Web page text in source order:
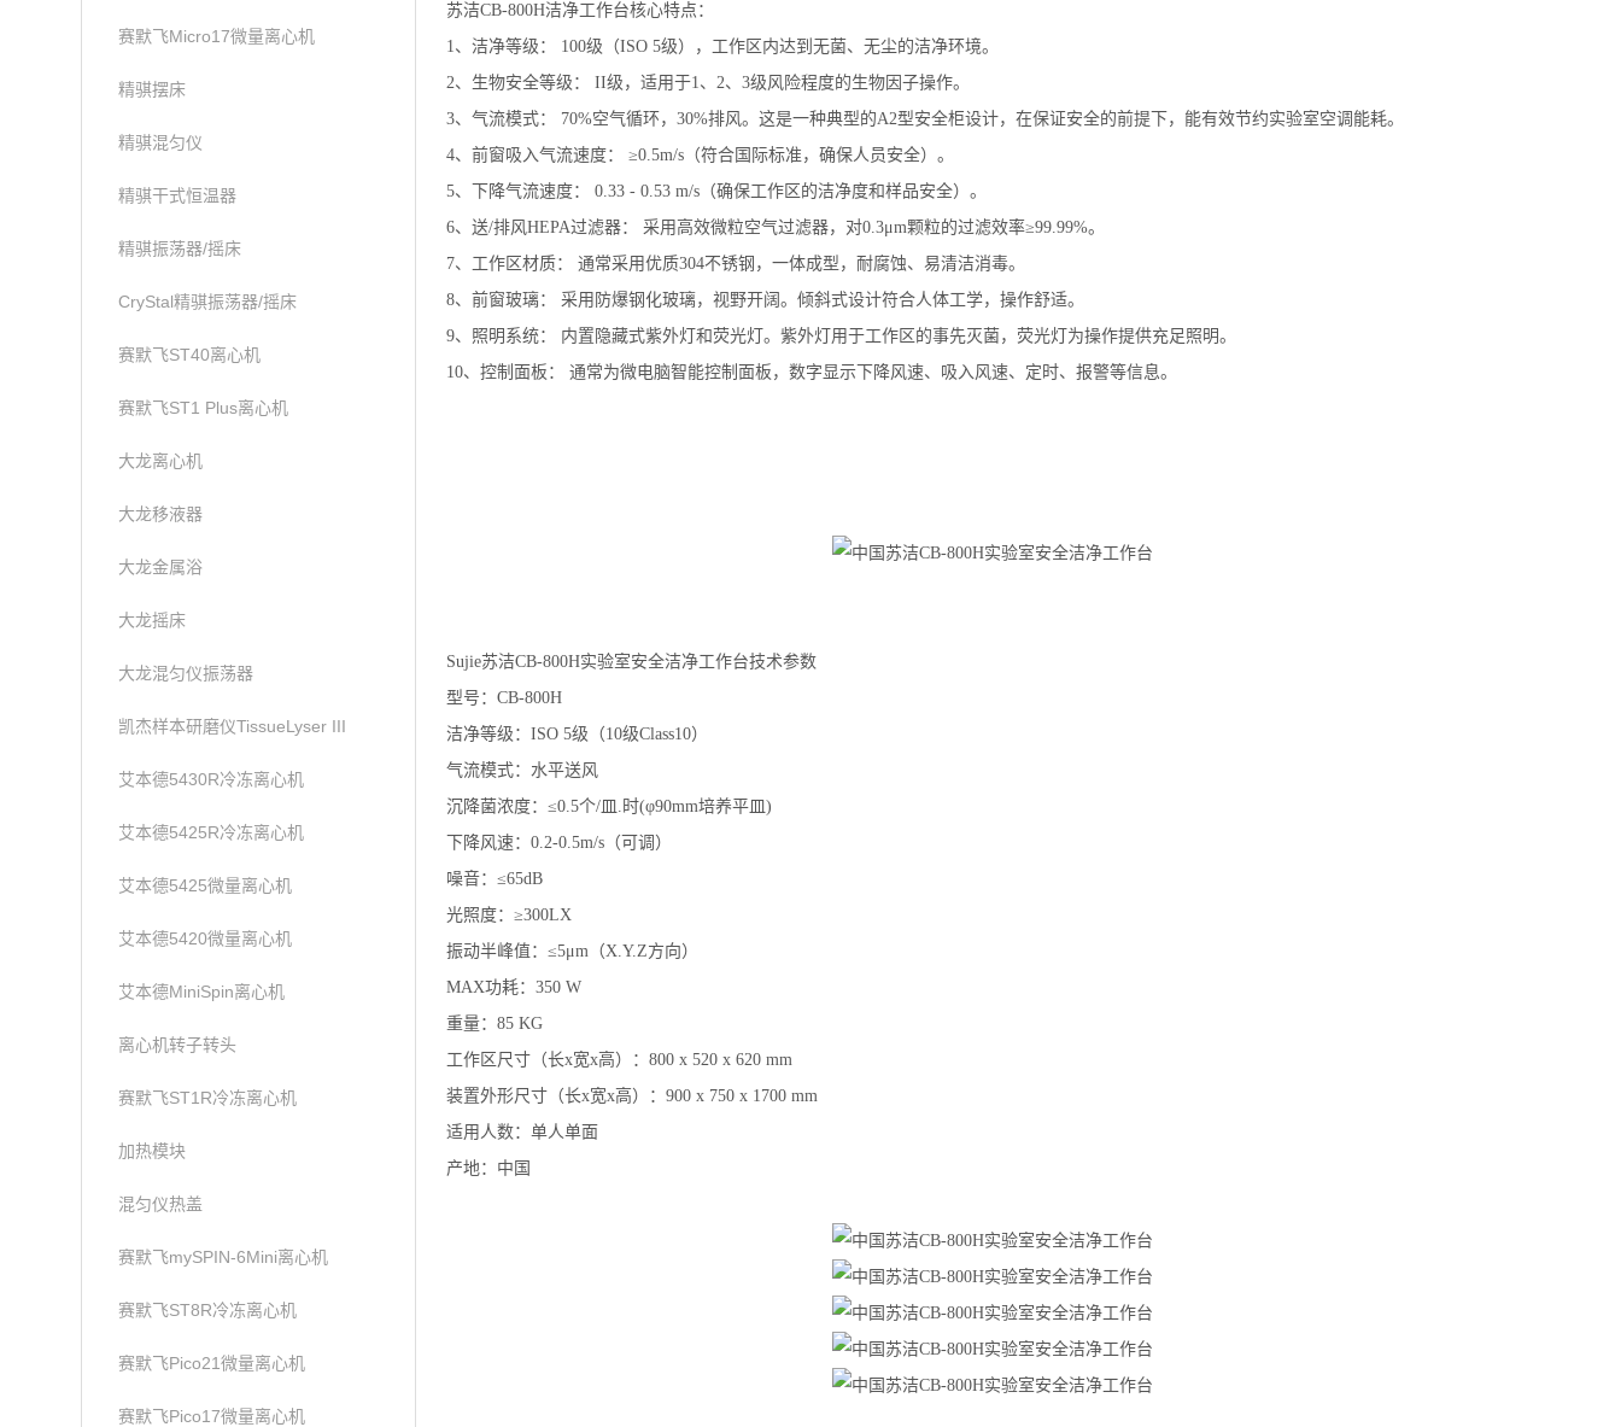
赛默飞Micro17微量离心机
精骐摆床
精骐混匀仪
精骐干式恒温器
精骐振荡器/摇床
CryStal精骐振荡器/摇床
赛默飞ST40离心机
赛默飞ST1 Plus离心机
大龙离心机
大龙移液器
大龙金属浴
大龙摇床
大龙混匀仪振荡器
凯杰样本研磨仪TissueLyser III
艾本德5430R冷冻离心机
艾本德5425R冷冻离心机
艾本德5425微量离心机
艾本德5420微量离心机
艾本德MiniSpin离心机
离心机转子转头
赛默飞ST1R冷冻离心机
加热模块
混匀仪热盖
赛默飞mySPIN-6Mini离心机
赛默飞ST8R冷冻离心机
赛默飞Pico21微量离心机
赛默飞Pico17微量离心机
苏洁CB-800H洁净工作台核心特点：
1、洁净等级： 100级（ISO 5级），工作区内达到无菌、无尘的洁净环境。
2、生物安全等级： II级，适用于1、2、3级风险程度的生物因子操作。
3、气流模式： 70%空气循环，30%排风。这是一种典型的A2型安全柜设计，在保证安全的前提下，能有效节约实验室空调能耗。
4、前窗吸入气流速度： ≥0.5m/s（符合国际标准，确保人员安全）。
5、下降气流速度： 0.33 - 0.53 m/s（确保工作区的洁净度和样品安全）。
6、送/排风HEPA过滤器： 采用高效微粒空气过滤器，对0.3μm颗粒的过滤效率≥99.99%。
7、工作区材质： 通常采用优质304不锈钢，一体成型，耐腐蚀、易清洁消毒。
8、前窗玻璃： 采用防爆钢化玻璃，视野开阔。倾斜式设计符合人体工学，操作舒适。
9、照明系统： 内置隐藏式紫外灯和荧光灯。紫外灯用于工作区的事先灭菌，荧光灯为操作提供充足照明。
10、控制面板： 通常为微电脑智能控制面板，数字显示下降风速、吸入风速、定时、报警等信息。
Sujie苏洁CB-800H实验室安全洁净工作台技术参数
型号：CB-800H
洁净等级：ISO 5级（10级Class10）
气流模式：水平送风
沉降菌浓度：≤0.5个/皿.时(φ90mm培养平皿)
下降风速：0.2-0.5m/s（可调）
噪音：≤65dB
光照度：≥300LX
振动半峰值：≤5μm（X.Y.Z方向）
MAX功耗：350 W
重量：85 KG
工作区尺寸（长x宽x高）：800 x 520 x 620 mm
装置外形尺寸（长x宽x高）：900 x 750 x 1700 mm
适用人数：单人单面
产地：中国